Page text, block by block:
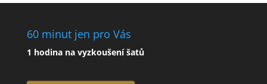
60 minut jen pro Vás
1 hodina na vyzkoušení šatů